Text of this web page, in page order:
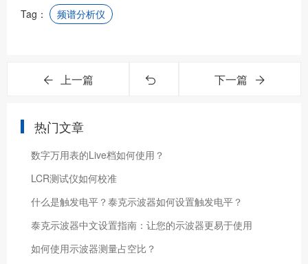
Tag： 频谱分析仪
上一篇 下一篇
热门文章
数字万用表的Live档如何使用？
LCR测试仪如何校准
什么是触发电平？泰克示波器如何设置触发电平？
泰克示波器中文设置指南：让您的示波器更易于使用
如何使用示波器测量占空比？